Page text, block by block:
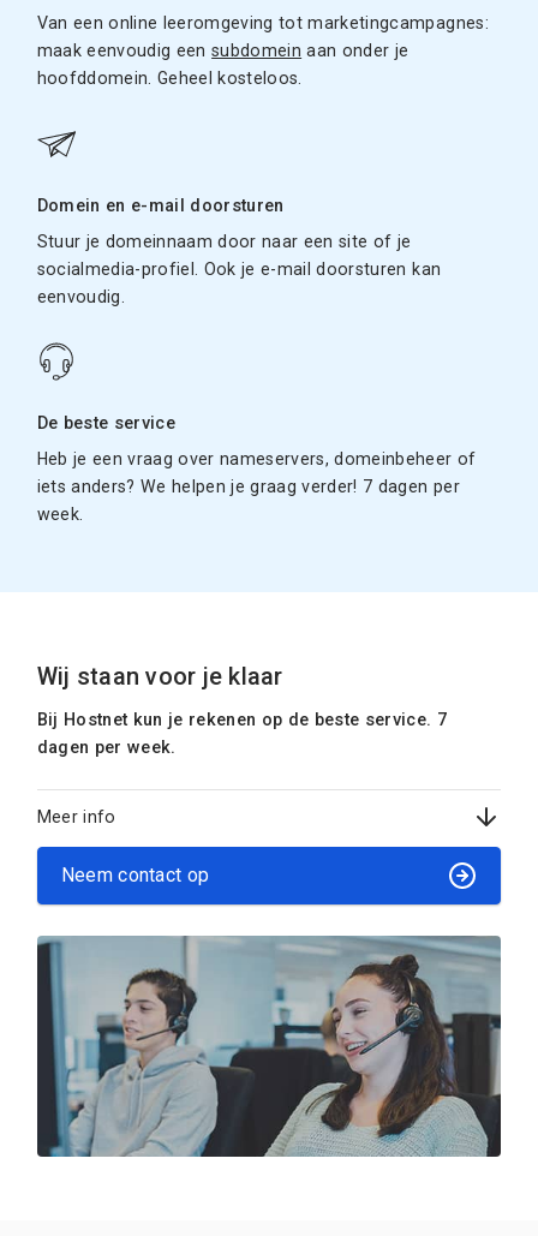
Van een online leeromgeving tot marketingcampagnes:
maak eenvoudig eensubdomein aan onder je
hoofddomein. Geheel kosteloos.
Domein en e-mail doorsturen
Stuur je domeinnaam door naar een site of je
socialmedia-profiel. Ook je e-mail doorsturen kan
eenvoudig.
De beste service
Heb je een vraag over nameservers, domeinbeheer of
iets anders? We helpen je graag verder! 7 dagen per
week.
Wij staan voor je klaar
Bij Hostnet kun je rekenen op de beste service. 7
dagen per week.
Meer info
Neem contact op